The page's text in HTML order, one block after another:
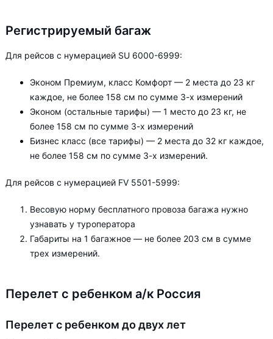
Регистрируемый багаж
Для рейсов с нумерацией SU 6000-6999:
Эконом Премиум, класс Комфорт — 2 места до 23 кг
каждое, не более 158 см по сумме 3-х измерений
Эконом (остальные тарифы) — 1 место до 23 кг, не
более 158 см по сумме 3-х измерений
Бизнес класс (все тарифы) — 2 места до 32 кг каждое,
не более 158 см по сумме 3-х измерений.
Для рейсов с нумерацией FV 5501-5999:
Весовую норму бесплатного провоза багажа нужно
узнавать у туроператора
Габариты на 1 багажное — не более 203 см в сумме
трех измерений.
Перелет с ребенком а/к Россия
Перелет с ребенком до двух лет